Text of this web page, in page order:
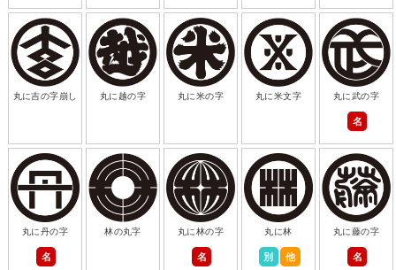
丸に吉の字崩し 丸に越の字 丸に米の字 丸に米文字 丸に武の字
名
丸に丹の字
名
林の丸字 丸に林の字
名
丸に林
別 他
丸に藤の字
名